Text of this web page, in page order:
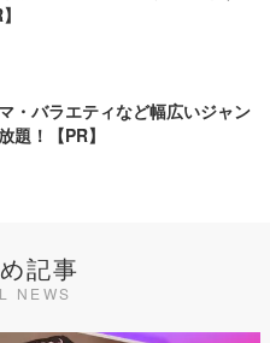
・バラエティなど幅広いジャン
題！【PR】
記事
NEWS